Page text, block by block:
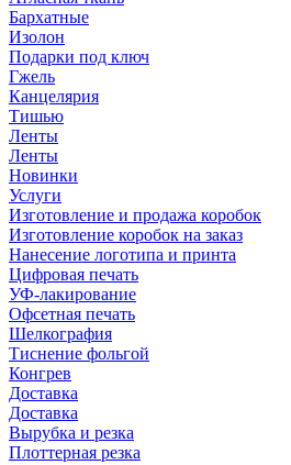
Бархатные
Изолон
Подарки под ключ
Гжель
Канцелярия
Тишью
Ленты
Ленты
Новинки
Услуги
Изготовление и продажа коробок
Изготовление коробок на заказ
Нанесение логотипа и принта
Цифровая печать
УФ-лакирование
Офсетная печать
Шелкография
Тиснение фольгой
Конгрев
Доставка
Доставка
Вырубка и резка
Плоттерная резка